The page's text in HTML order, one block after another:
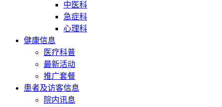
中医科
急症科
心理科
健康信息
医疗科普
最新活动
推广套餐
患者及访客信息
院内讯息